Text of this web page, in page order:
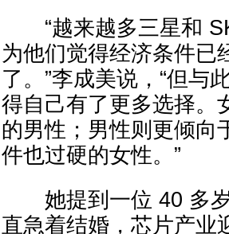
“越来越多三星和
为他们觉得经济条件已
了。”李成美说，“但与
得自己有了更多选择。
的男性；男性则更倾向
件也过硬的女性。”
她提到一位 40 多岁
直急着结婚，芯片产业